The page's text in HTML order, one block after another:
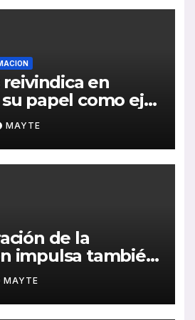
en
papel como eje
sostenible y la
MAYTE
de la
impulsa también
autocar: récord
y avance de la
en 2025
MAYTE